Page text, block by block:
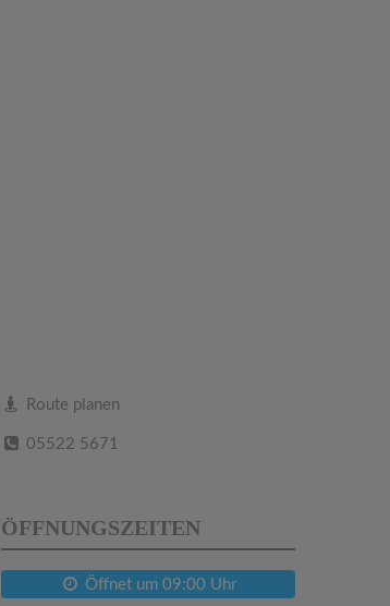
Route planen
05522 5671
ÖFFNUNGSZEITEN
Öffnet um 09:00 Uhr